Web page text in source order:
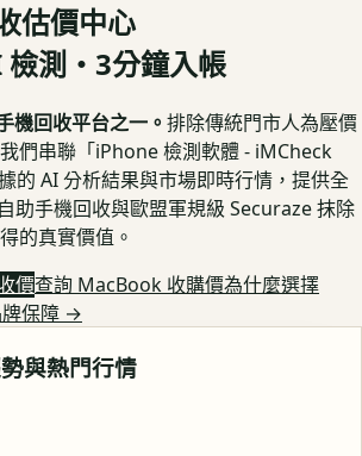
估價中心
測・3分鐘入帳
機回收平台之一。 排除傳統門市人為壓價
們串聯「iPhone 檢測軟體 - iMCheck
的 AI 分析結果與市場即時行情，提供全
助手機回收與歐盟軍規級 Securaze 抹除
的真實價值。
價查詢 MacBook 收購價為什麼選擇
保障 →
與熱門行情